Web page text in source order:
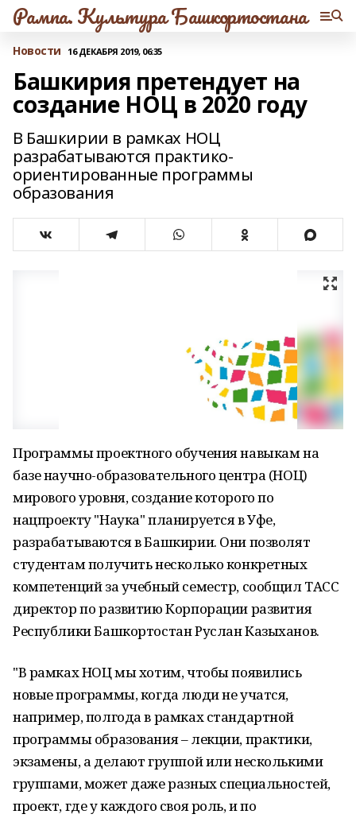
Рампа. Культура Башкортостана
Новости 16 ДЕКАБРЯ 2019, 06:35
Башкирия претендует на
создание НОЦ в 2020 году
В Башкирии в рамках НОЦ
разрабатываются практико-
ориентированные программы
образования
Программы проектного обучения навыкам на
базе научно-образовательного центра (НОЦ)
мирового уровня, создание которого по
нацпроекту "Наука" планируется в Уфе,
разрабатываются в Башкирии. Они позволят
студентам получить несколько конкретных
компетенций за учебный семестр, сообщил ТАСС
директор по развитию Корпорации развития
Республики Башкортостан Руслан Казыханов.
"В рамках НОЦ мы хотим, чтобы появились
новые программы, когда люди не учатся,
например, полгода в рамках стандартной
программы образования – лекции, практики,
экзамены, а делают группой или несколькими
группами, может даже разных специальностей,
проект, где у каждого своя роль, и по